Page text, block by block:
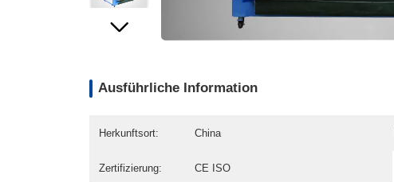
Ausführliche Information
Herkunftsort: China
Zertifizierung: CE ISO